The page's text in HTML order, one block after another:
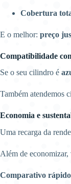
Cobertura
E o melhor: preço
Compatibilidade
Se o seu cilindro é
Também atendemos
Economia e
Uma recarga da
Além de economizar,
Comparativo